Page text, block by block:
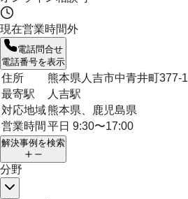
現在営業時間外
電話問合せ
電話番号を表示
住所
熊本県人吉市中青井町377-1
最寄駅
人吉駅
対応地域熊本県、鹿児島県
営業時間 平日 9:30〜17:00
解決事例を検索
分野